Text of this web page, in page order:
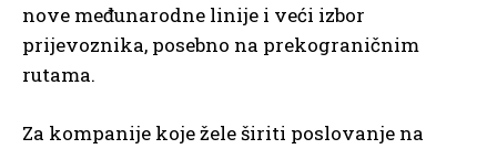
nove međunarodne linije i veći izbor
prijevoznika, posebno na prekograničnim
rutama.
Za kompanije koje žele širiti poslovanje na